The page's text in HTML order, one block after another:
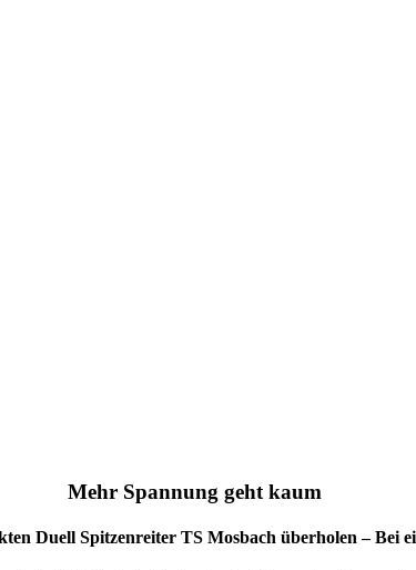
Mehr Spannung geht kaum
Duell Spitzenreiter TS Mosbach überholen – Bei